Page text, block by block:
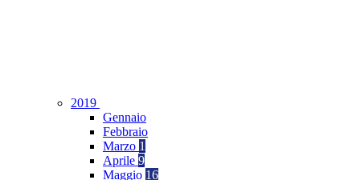
2019
Gennaio
Febbraio
Marzo 1
Aprile 9
Maggio 16